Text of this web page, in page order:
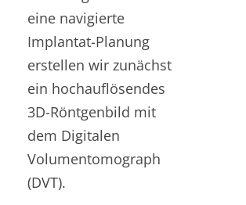
eine navigierte
Implantat-Planung
erstellen wir zunächst
ein hochauflösendes
3D-Röntgenbild mit
dem Digitalen
Volumentomograph
(DVT).